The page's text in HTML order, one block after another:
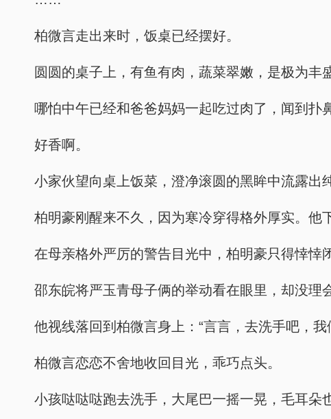
柏微言走出来时，饭桌已经摆好。
圆圆的桌子上，有鱼有肉，蔬菜翠嫩，是极为丰
哪怕中午已经和爸爸妈妈一起吃过肉了，闻到扑
好香啊。
小家伙望向桌上饭菜，澄净滚圆的黑眸中流露出
柏明豪刚醒来不久，因为寒冷穿得格外厚实。他
在母亲格外严厉的警告目光中，柏明豪只得悻悻
邵东皖将严玉青母子俩的举动看在眼里，却没理
他视线落回到柏微言身上：“言言，去洗手吧，我
柏微言恋恋不舍地收回目光，乖巧点头。
小孩哒哒哒跑去洗手，大尾巴一摇一晃，毛耳朵